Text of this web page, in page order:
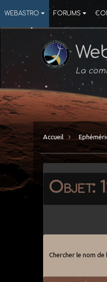
WEBASTRO FORUMS
La
Accueil
Objet:
Chercher le nom de